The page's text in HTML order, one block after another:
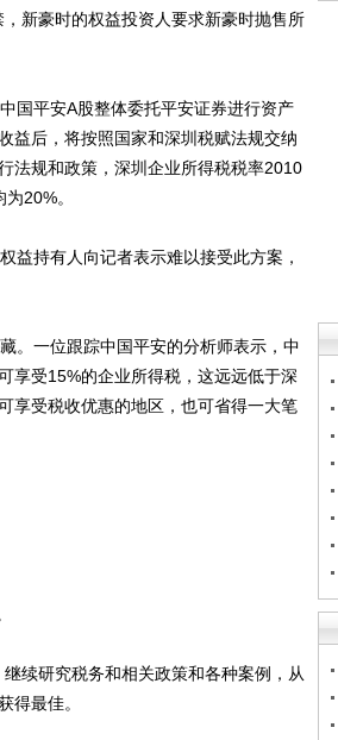
新豪时的权益投资人要求新豪时抛售所
国平安A股整体委托平安证券进行资产
益后，将按照国家和深圳税赋法规交纳
法规和政策，深圳企业所得税税率2010
20%。
持有人向记者表示难以接受此方案，
。一位跟踪中国平安的分析师表示，中
享受15%的企业所得税，这远远低于深
享受税收优惠的地区，也可省得一大笔
续研究税务和相关政策和各种案例，从
得最佳。